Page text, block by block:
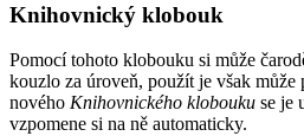
Knihovnický klobouk
Pomocí tohoto klobouku si může
kouzlo za úroveň, použít je však může
nového Knihovnického klobouku se je
vzpomene si na ně automaticky.